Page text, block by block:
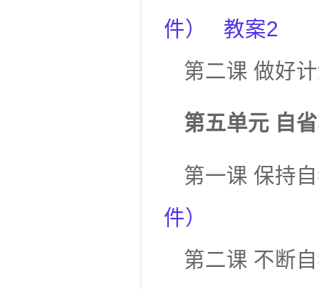
件） 教案2
第二课做好
第五单元 自
第一课 保持
件）
第二课 不断